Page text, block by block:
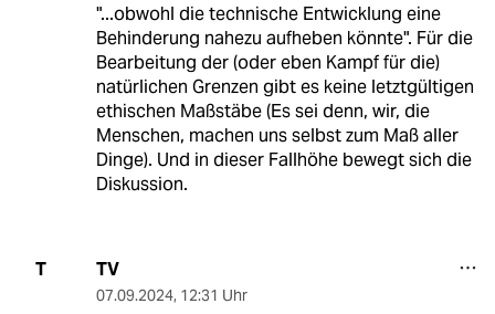
"...obwohl die technische Entwicklung eine
Behinderung nahezu aufheben könnte". Für die
Bearbeitung der (oder eben Kampf für die)
natürlichen Grenzen gibt es keine letztgültigen
ethischen Maßstäbe (Es sei denn, wir, die
Menschen, machen uns selbst zum Maß aller
Dinge). Und in dieser Fallhöhe bewegt sich die
Diskussion.
T TV
07.09.2024, 12:31 Uhr